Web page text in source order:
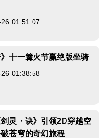
01:51:07
十一篝火节赢绝版坐骑
26 01:38:58
灵・诀》引领2D穿越空
苍穹的奇幻旅程